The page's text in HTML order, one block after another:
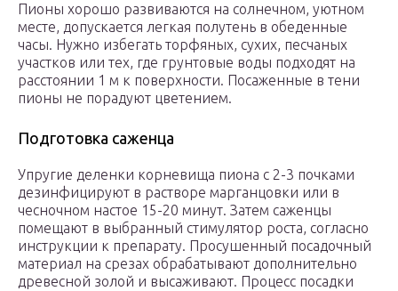
Пионы хорошо развиваются на солнечном, уютном
месте, допускается легкая полутень в обеденные
часы. Нужно избегать торфяных, сухих, песчаных
участков или тех, где грунтовые воды подходят на
расстоянии 1 м к поверхности. Посаженные в тени
пионы не порадуют цветением.
Подготовка саженца
Упругие деленки корневища пиона с 2-3 почками
дезинфицируют в растворе марганцовки или в
чесночном настое 15-20 минут. Затем саженцы
помещают в выбранный стимулятор роста, согласно
инструкции к препарату. Просушенный посадочный
материал на срезах обрабатывают дополнительно
древесной золой и высаживают. Процесс посадки